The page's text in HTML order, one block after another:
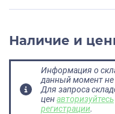
Наличие и
Информация о
данный момент не
Для запроса
ценавторизуйтесь
регистрации.